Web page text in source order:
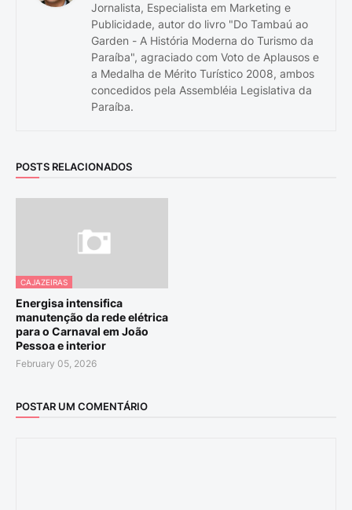
Jornalista, Especialista em Marketing e
Publicidade, autor do livro "Do Tambaú ao
Garden - A História Moderna do Turismo da
Paraíba", agraciado com Voto de Aplausos e
a Medalha de Mérito Turístico 2008, ambos
concedidos pela Assembléia Legislativa da
Paraíba.
POSTS RELACIONADOS
CAJAZEIRAS
Energisa intensifica
manutenção da rede elétrica
para o Carnaval em João
Pessoa e interior
February 05, 2026
POSTAR UM COMENTÁRIO